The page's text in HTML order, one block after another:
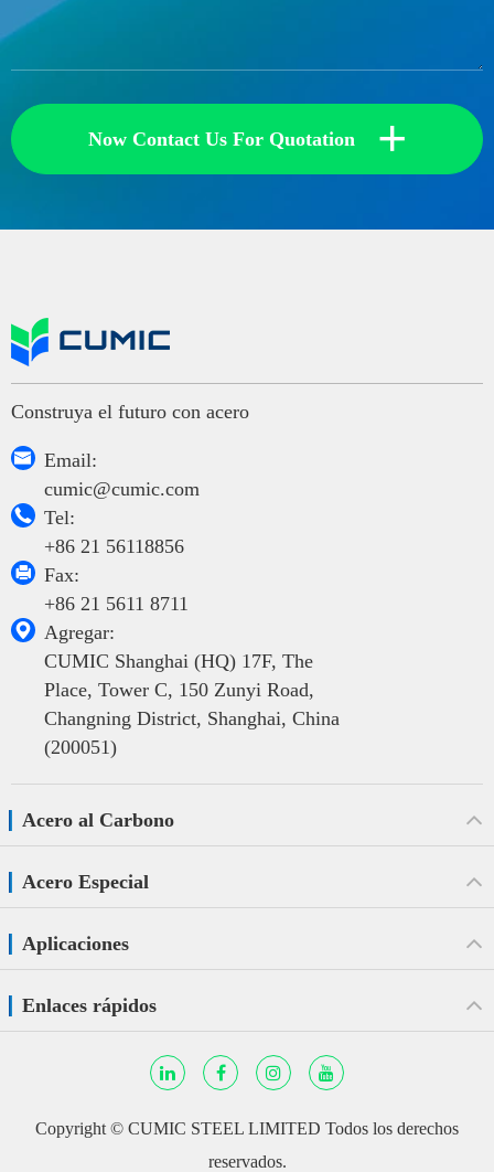
Now Contact Us For Quotation +
Construya el futuro con acero

Email:
cumic@cumic.com

Tel:
+86 21 56118856

Fax:
+86 21 5611 8711

Agregar:
CUMIC Shanghai (HQ) 17F, The
Place, Tower C, 150 Zunyi Road,
Changning District, Shanghai, China
(200051)
Acero al Carbono
Acero Especial
Aplicaciones
Enlaces rápidos
Copyright © CUMIC STEEL LIMITED Todos los derechos
reservados.